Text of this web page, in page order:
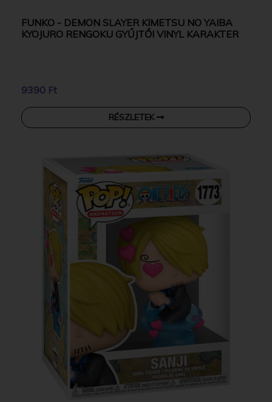
FUNKO - DEMON SLAYER KIMETSU NO YAIBA
KYOJURO RENGOKU GYŰJTŐI VINYL KARAKTER
9390 Ft
RÉSZLETEK